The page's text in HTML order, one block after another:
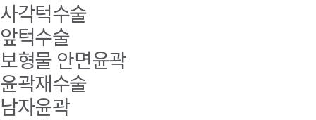
사각턱수술
앞턱수술
보형물 안면윤곽
윤곽재수술
남자윤곽